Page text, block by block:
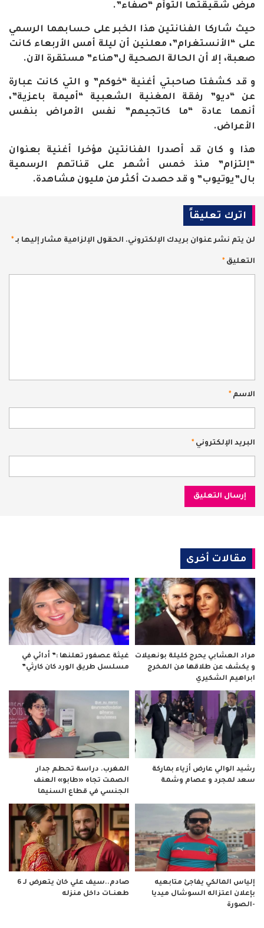
مرض شقيقتها التوأم “صفاء”.
حيث شاركا الفنانتين هذا الخبر على حسابهما الرسمي
على “الأنستغرام”، معلنين أن ليلة أمس الأربعاء كانت
صعبة، إلا أن الحالة الصحية ل”هناء” مستقرة الآن.
و قد كشفتا صاحبتي أغنية “خوكم” و التي كانت عبارة
عن “ديو” رفقة المغنية الشعبية “أميمة باعزية”،
أنهما عادة “ما كاتجيهم” نفس الأمراض بنفس
الأعراض.
هذا و كان قد أصدرا الفنانتين مؤخرا أغنية بعنوان
“إلتزام” منذ خمس أشهر على قناتهم الرسمية
بال”يوتيوب” و قد حصدت أكثر من مليون مشاهدة.
اترك تعليقاً
لن يتم نشر عنوان بريدك الإلكتروني. الحقول الإلزامية مشار إليها بـ*
التعليق*
الاسم*
البريد الإلكتروني*
مقالات أخرى
مراد العشابي يحرج كليلة بونعيلات
و يكشف عن طلاقها من المخرج
ابراهيم الشكيري
غيثة عصفور تعلنها :” أدائي في
مسلسل طريق الورد كان كارثي”
رشيد الوالي عارض أزياء بماركة
سعد لمجرد و عصام وشمة
المغرب. دراسة تحطم جدار
الصمت تجاه «طابو» العنف
الجنسي في قطاع السنيما
إلياس المالكي يفاجئ متابعيه
بإعلان اعتزاله السوشال ميديا
-الصورة
صادم..سيف علي خان يتعرض لـ 6
طعنــات داخل منزله